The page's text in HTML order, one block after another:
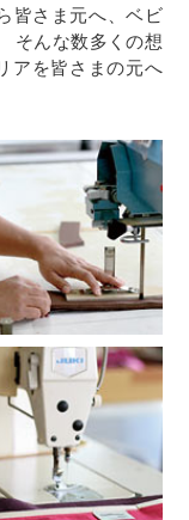
皆さま元へ、ベビ
そんな数多くの想
アを皆さまの元へ